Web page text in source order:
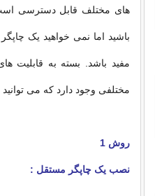
های مختلف قابل دسترسی
باشید اما نمی خواهید یک
مفید باشد. بسته به قابلیت
مختلفی وجود دارد که می
روش 1
نصب یک چاپگر مستقل :